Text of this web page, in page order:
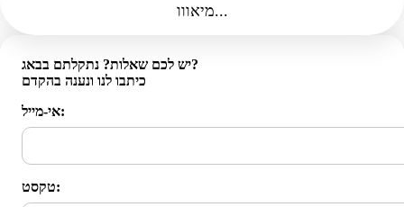
מיאווו...
יש לכם שאלות? נתקלתם בבאג?
כיתבו לנו ונענה בהקדם
אי-מייל:
טקסט: